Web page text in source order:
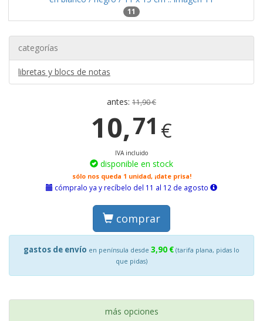
11
categorías
libretas y blocs de notas
antes: 11,90 €
10,71 €
IVA incluido
disponible en stock
sólo nos queda 1 unidad, ¡date prisa!
cómpralo ya y recíbelo del 11 al 12 de agosto
comprar
gastos de envío en península desde 3,90 € (tarifa plana, pidas lo
que pidas)
más opciones